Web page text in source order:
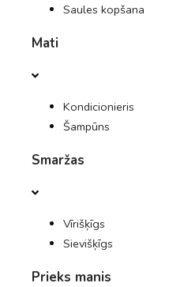
Saules kopšana
Mati
Kondicionieris
Šampūns
Smaržas
Vīrišķīgs
Sievišķīgs
Prieks manis